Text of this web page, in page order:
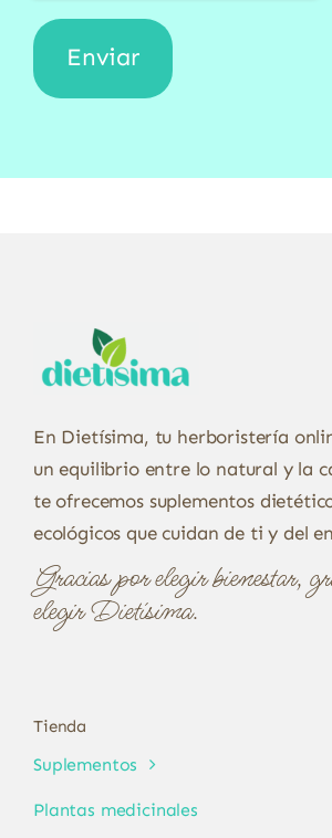
En Dietísima, tu herboristería
un equilibrio entre lo natural y la
te ofrecemos suplementos
ecológicos que cuidan de ti y del
Gracias por elegir bienestar,
elegir Dietísima.
Tienda
Suplementos
Plantas medicinales